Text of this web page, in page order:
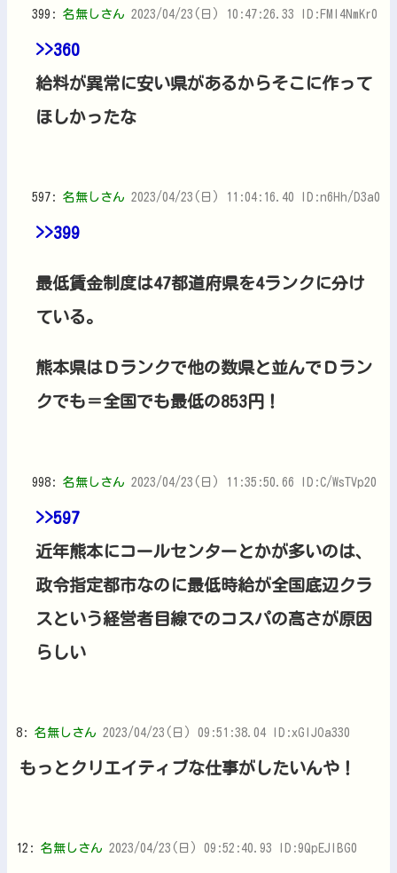
399: 名無しさん 2023/04/23(日) 10:47:26.33 ID:FMl4NmKr0
>>360
給料が異常に安い県があるからそこに作って
ほしかったな
597: 名無しさん 2023/04/23(日) 11:04:16.40 ID:n6Hh/D3a0
>>399
最低賃金制度は47都道府県を4ランクに分け
ている。
熊本県はＤランクで他の数県と並んでＤラン
クでも＝全国でも最低の853円！
998: 名無しさん 2023/04/23(日) 11:35:50.66 ID:C/WsTVp20
>>597
近年熊本にコールセンターとかが多いのは、
政令指定都市なのに最低時給が全国底辺クラ
スという経営者目線でのコスパの高さが原因
らしい
8: 名無しさん 2023/04/23(日) 09:51:38.04 ID:xGlJOa330
もっとクリエイティブな仕事がしたいんや！
12: 名無しさん 2023/04/23(日) 09:52:40.93 ID:9QpEJlBG0